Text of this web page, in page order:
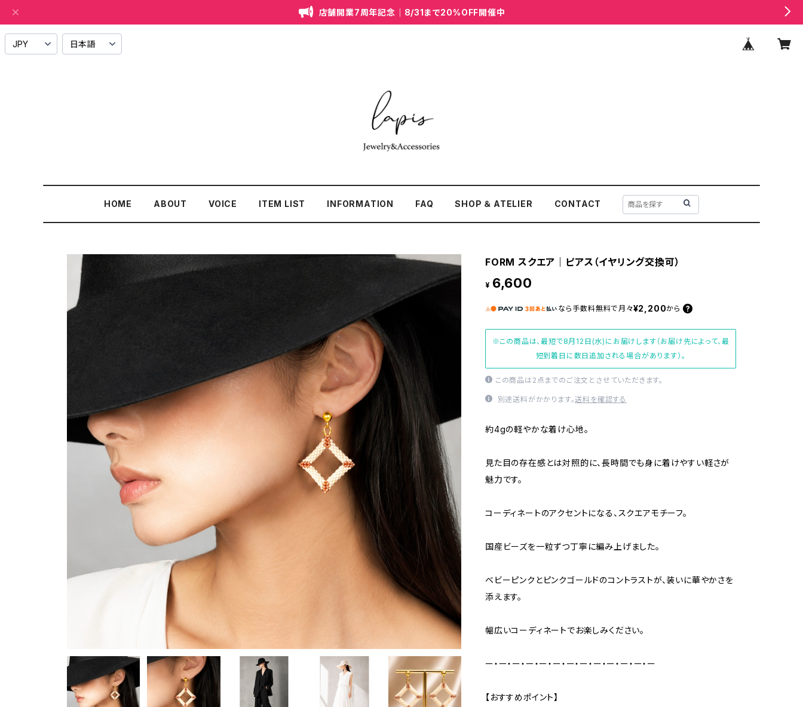
店舗開業7周年記念｜8/31まで20%OFF開催中
HOME ABOUT VOICE ITEM LIST INFORMATION FAQ SHOP ＆ ATELIER CONTACT
FORM スクエア｜ピアス（イヤリング交換可）
¥ 6,600
なら 手数料無料で 月々¥2,200から
※この商品は、最短で8月12日(水)にお届けします（お届け先によって、最
短到着日に数日追加される場合があります）。
この商品は2点までのご注文とさせていただきます。
別途送料がかかります。送料を確認する
約4gの軽やかな着け心地。
見た目の存在感とは対照的に、長時間でも身に着けやすい軽さが
魅力です。
コーディネートのアクセントになる、スクエアモチーフ。
国産ビーズを一粒ずつ丁寧に編み上げました。
ベビーピンクとピンクゴールドのコントラストが、装いに華やかさを
添えます。
幅広いコーディネートでお楽しみください。
ー・ー・ー・ー・ー・ー・ー・ー・ー・ー・ー・ー・ー
【おすすめポイント】